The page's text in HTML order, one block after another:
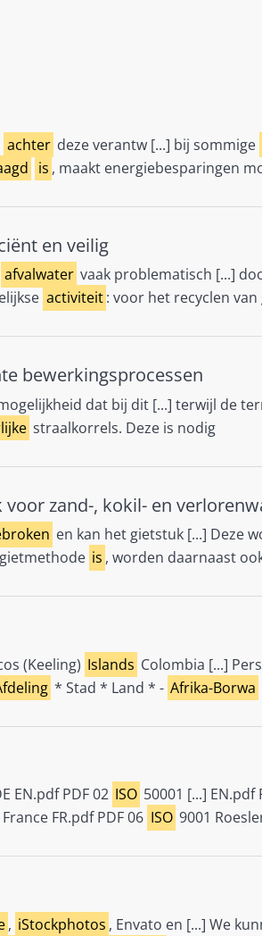
achter deze verantw [...] bij sommige
is , maakt energiebesparingen
en veilig
afvalwater vaak problematisch [...]
activiteit : voor het recyclen
bewerkingsprocessen
dat bij dit [...] terwijl de
straalkorrels. Deze is nodig
zand-, kokil- en
en kan het gietstuk [...] Deze
is , worden daarnaast
(Keeling) Islands Colombia [...]
* Stad * Land * - Afrika-Borwa
EN.pdf PDF 02 ISO 50001 [...] EN.pdf
FR.pdf PDF 06 ISO 9001
, iStockphotos , Envato en [...] We